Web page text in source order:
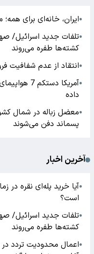
●ایران، خانه‌ای برای
●تلفات جدید اسرائیل/
کشته‌ها طفره می‌روند
●انتقاد از عدم شفافیت
●
آمریکا
داده
●معضل زباله در شمال
پسماند دفن می‌شوند
آخرین اخبار
●آیا خرید پله‌ای نقره در
است؟
●تلفات جدید اسرائیل/
کشته‌ها طفره می‌روند
●